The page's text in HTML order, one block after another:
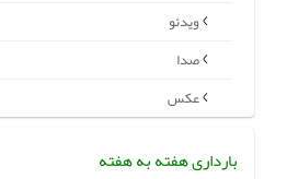
ویدئو
صدا
عکس
بارداری هفته به هفته